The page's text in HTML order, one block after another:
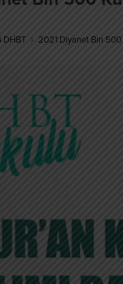
DHBT 2021 Diyanet Bin 500